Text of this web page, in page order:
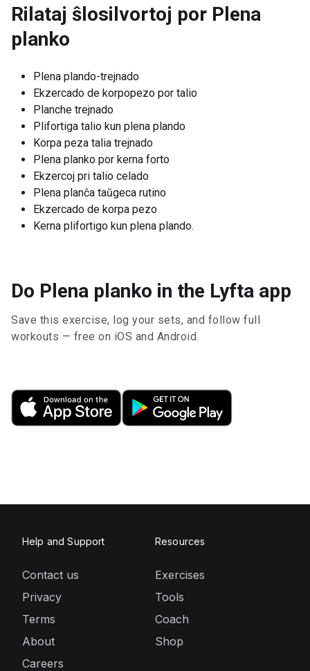
Rilataj ŝlosilvortoj por Plena
planko
Plena plando-trejnado
Ekzercado de korpopezo por talio
Planche trejnado
Plifortiga talio kun plena plando
Korpa peza talia trejnado
Plena planko por kerna forto
Ekzercoj pri talio celado
Plena planĉa taŭgeca rutino
Ekzercado de korpa pezo
Kerna plifortigo kun plena plando.
Do Plena planko in the Lyfta app
Save this exercise, log your sets, and follow full
workouts — free on iOS and Android.
Help and Support
Contact us
Privacy
Terms
About
Careers
Resources
Exercises
Tools
Coach
Shop